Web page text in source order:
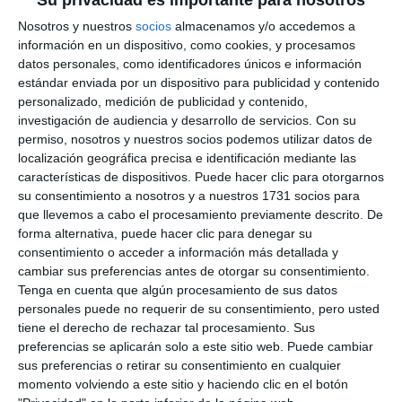
Nosotros y nuestros socios almacenamos y/o accedemos a
información en un dispositivo, como cookies, y procesamos
datos personales, como identificadores únicos e información
estándar enviada por un dispositivo para publicidad y contenido
personalizado, medición de publicidad y contenido,
investigación de audiencia y desarrollo de servicios. Con su
permiso, nosotros y nuestros socios podemos utilizar datos de
localización geográfica precisa e identificación mediante las
características de dispositivos. Puede hacer clic para otorgarnos
su consentimiento a nosotros y a nuestros 1731 socios para
que llevemos a cabo el procesamiento previamente descrito. De
forma alternativa, puede hacer clic para denegar su
consentimiento o acceder a información más detallada y
cambiar sus preferencias antes de otorgar su consentimiento.
Tenga en cuenta que algún procesamiento de sus datos
personales puede no requerir de su consentimiento, pero usted
tiene el derecho de rechazar tal procesamiento. Sus
preferencias se aplicarán solo a este sitio web. Puede cambiar
sus preferencias o retirar su consentimiento en cualquier
momento volviendo a este sitio y haciendo clic en el botón